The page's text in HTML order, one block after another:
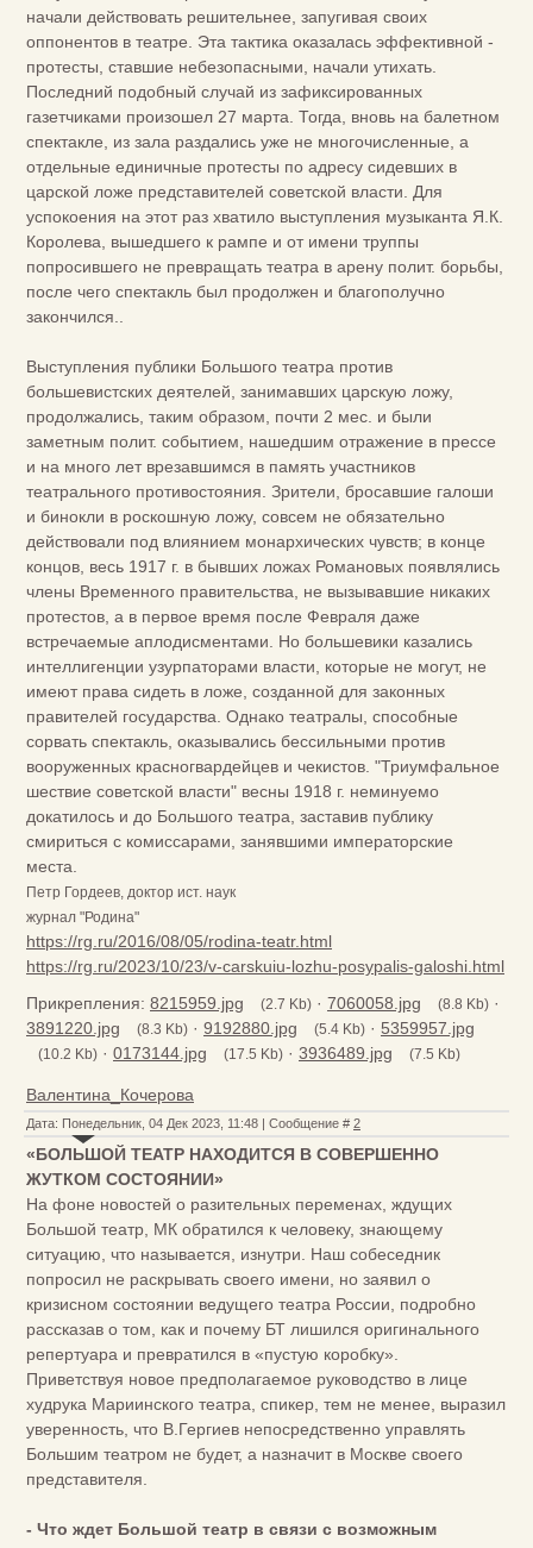
начали действовать решительнее, запугивая своих
оппонентов в театре. Эта тактика оказалась эффективной -
протесты, ставшие небезопасными, начали утихать.
Последний подобный случай из зафиксированных
газетчиками произошел 27 марта. Тогда, вновь на балетном
спектакле, из зала раздались уже не многочисленные, а
отдельные единичные протесты по адресу сидевших в
царской ложе представителей советской власти. Для
успокоения на этот раз хватило выступления музыканта Я.К.
Королева, вышедшего к рампе и от имени труппы
попросившего не превращать театра в арену полит. борьбы,
после чего спектакль был продолжен и благополучно
закончился..
Выступления публики Большого театра против
большевистских деятелей, занимавших царскую ложу,
продолжались, таким образом, почти 2 мес. и были
заметным полит. событием, нашедшим отражение в прессе
и на много лет врезавшимся в память участников
театрального противостояния. Зрители, бросавшие галоши
и бинокли в роскошную ложу, совсем не обязательно
действовали под влиянием монархических чувств; в конце
концов, весь 1917 г. в бывших ложах Романовых появлялись
члены Временного правительства, не вызывавшие никаких
протестов, а в первое время после Февраля даже
встречаемые аплодисментами. Но большевики казались
интеллигенции узурпаторами власти, которые не могут, не
имеют права сидеть в ложе, созданной для законных
правителей государства. Однако театралы, способные
сорвать спектакль, оказывались бессильными против
вооруженных красногвардейцев и чекистов. "Триумфальное
шествие советской власти" весны 1918 г. неминуемо
докатилось и до Большого театра, заставив публику
смириться с комиссарами, занявшими императорские
места.
Петр Гордеев, доктор ист. наук
журнал "Родина"
https://rg.ru/2016/08/05/rodina-teatr.html
https://rg.ru/2023/10/23/v-carskuiu-lozhu-posypalis-galoshi.html
Прикрепления: 8215959.jpg (2.7 Kb) · 7060058.jpg (8.8 Kb) ·
3891220.jpg
(8.3 Kb) · 9192880.jpg (5.4 Kb) · 5359957.jpg
(10.2 Kb) · 0173144.jpg (17.5 Kb) · 3936489.jpg (7.5 Kb)
Валентина_Кочерова
Дата: Понедельник, 04 Дек 2023, 11:48 | Сообщение # 2
«БОЛЬШОЙ ТЕАТР НАХОДИТСЯ В СОВЕРШЕННО
ЖУТКОМ СОСТОЯНИИ»
На фоне новостей о разительных переменах, ждущих
Большой театр, МК обратился к человеку, знающему
ситуацию, что называется, изнутри. Наш собеседник
попросил не раскрывать своего имени, но заявил о
кризисном состоянии ведущего театра России, подробно
рассказав о том, как и почему БТ лишился оригинального
репертуара и превратился в «пустую коробку».
Приветствуя новое предполагаемое руководство в лице
худрука Мариинского театра, спикер, тем не менее, выразил
уверенность, что В.Гергиев непосредственно управлять
Большим театром не будет, а назначит в Москве своего
представителя.
- Что ждет Большой театр в связи с возможным